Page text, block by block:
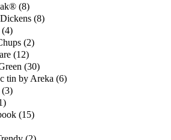
(8)
(8)
(2)
(12)
(30)
tin by Areka (6)
(15)